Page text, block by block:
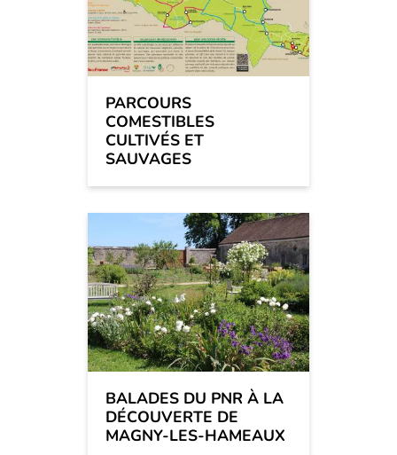
PARCOURS
COMESTIBLES
CULTIVÉS ET
SAUVAGES
BALADES DU PNR À LA
DÉCOUVERTE DE
MAGNY-LES-HAMEAUX